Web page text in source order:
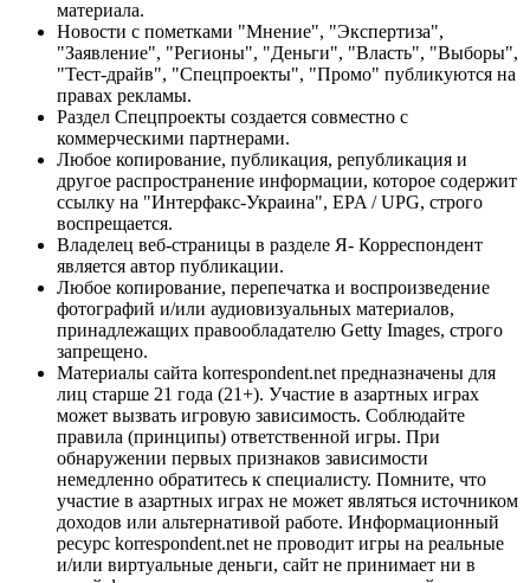
материала.
Новости с пометками "Мнение", "Экспертиза",
"Заявление", "Регионы", "Деньги", "Власть", "Выборы",
"Тест-драйв", "Спецпроекты", "Промо" публикуются на
правах рекламы.
Раздел Спецпроекты создается совместно с
коммерческими партнерами.
Любое копирование, публикация, републикация и
другое распространение информации, которое содержит
ссылку на "Интерфакс-Украина", EPA / UPG, строго
воспрещается.
Владелец веб-страницы в разделе Я- Корреспондент
является автор публикации.
Любое копирование, перепечатка и воспроизведение
фотографий и/или аудиовизуальных материалов,
принадлежащих правообладателю Getty Images, строго
запрещено.
Материалы сайта korrespondent.net предназначены для
лиц старше 21 года (21+). Участие в азартных играх
может вызвать игровую зависимость. Соблюдайте
правила (принципы) ответственной игры. При
обнаружении первых признаков зависимости
немедленно обратитесь к специалисту. Помните, что
участие в азартных играх не может являться источником
доходов или альтернативой работе. Информационный
ресурс korrespondent.net не проводит игры на реальные
и/или виртуальные деньги, сайт не принимает ни в